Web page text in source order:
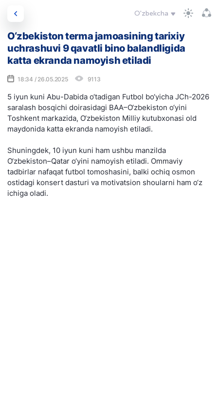
O'zbekcha
O‘zbekiston terma jamoasining tarixiy
uchrashuvi 9 qavatli bino balandligida
katta ekranda namoyish etiladi
18:34 / 26.05.2025 9113
5 iyun kuni Abu-Dabida o‘tadigan Futbol bo‘yicha JCh-2026
saralash bosqichi doirasidagi BAA–O‘zbekiston o‘yini
Toshkent markazida, O‘zbekiston Milliy kutubxonasi old
maydonida katta ekranda namoyish etiladi.
Shuningdek, 10 iyun kuni ham ushbu manzilda
O‘zbekiston–Qatar o‘yini namoyish etiladi. Ommaviy
tadbirlar nafaqat futbol tomoshasini, balki ochiq osmon
ostidagi konsert dasturi va motivatsion shoularni ham o‘z
ichiga oladi.